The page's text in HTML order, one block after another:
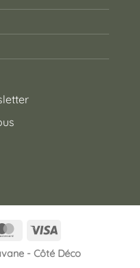
MasterCard
- Côté Déco